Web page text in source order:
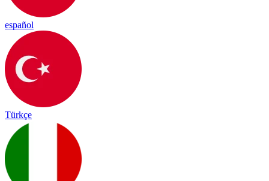
español
Türkçe